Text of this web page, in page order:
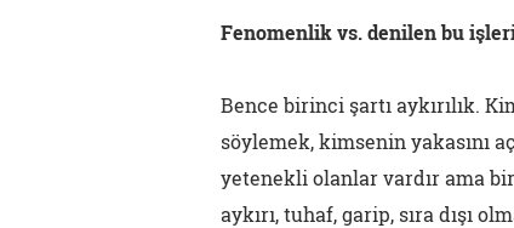
Fenomenlik vs. denilen bu
Bence birinci şartı aykırılık.
söylemek, kimsenin yakasını
yetenekli olanlar vardır ama
aykırı, tuhaf, garip, sıra dışı